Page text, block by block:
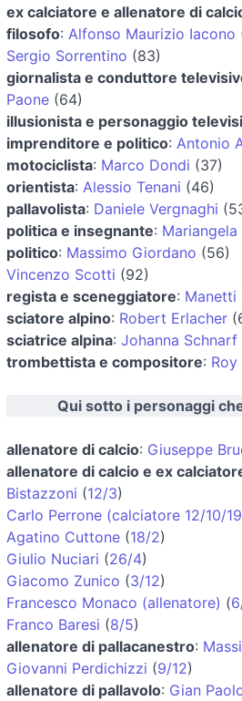
ex calciatore e allenatore di
filosofo: Alfonso Maurizio Iacono
Sergio Sorrentino (83)
giornalista e conduttore
Paone (64)
illusionista e personaggio
imprenditore e politico: Antonio
motociclista: Marco Dondi (37)
orientista: Alessio Tenani (46)
pallavolista: Daniele Vergnaghi
politica e insegnante:
politico: Massimo Giordano (56)
Vincenzo Scotti (92)
regista e sceneggiatore: Manetti
sciatore alpino: Robert Erlacher
sciatrice alpina: Johanna Schnarf
trombettista e compositore: Roy
Qui sotto i personaggi
allenatore di calcio: Giuseppe
allenatore di calcio e ex
Bistazzoni (12/3)
Carlo Perrone (calciatore 12/10/
Agatino Cuttone (18/2)
Giulio Nuciari (26/4)
Giacomo Zunico (3/12)
Francesco Monaco (allenatore) (
Franco Baresi (8/5)
allenatore di pallacanestro:
Giovanni Perdichizzi (9/12)
allenatore di pallavolo: Gian